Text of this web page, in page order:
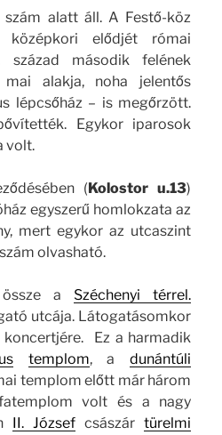
alatt áll. A Festő-köz
középkori elődjét római
század második felének
alakja, noha jelentős
lépcsőház – is megőrzött.
Egykor iparosok
volt.
(Kolostor u.13)
egyszerű homlokzata az
mert egykor az utcaszint
olvasható.
a Széchenyi térrel.
utcája. Látogatásomkor
Ez a harmadik
templom, adunántúli
templom előtt már három
volt és a nagy
II. József császártürelmi